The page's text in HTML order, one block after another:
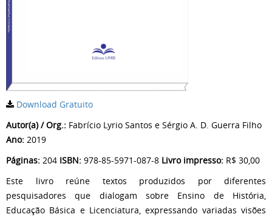
Download Gratuito
Autor(a) / Org.: Fabrício Lyrio Santos e Sérgio A. D. Guerra Filho
Ano: 2019
Páginas: 204 ISBN: 978-85-5971-087-8 Livro impresso: R$ 30,00
Este livro reúne textos produzidos por diferentes
pesquisadores que dialogam sobre Ensino de História,
Educação Básica e Licenciatura, expressando variadas visões